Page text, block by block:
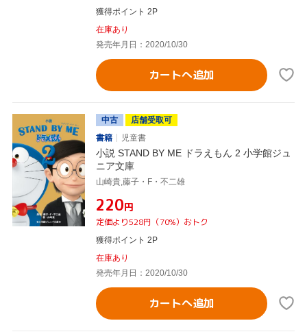
獲得ポイント 2P
在庫あり
発売年月日：2020/10/30
カートへ追加
中古
店舗受取可
書籍
児童書
小説 STAND BY ME ドラえもん 2 小学館ジュ
ニア文庫
山崎貴,藤子・F・不二雄
¥220円
定価より528円（70%）おトク
獲得ポイント 2P
在庫あり
発売年月日：2020/10/30
カートへ追加